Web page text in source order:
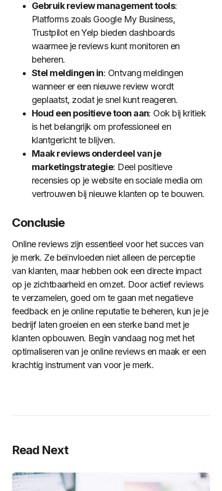
Gebruik review management tools:
Platforms zoals Google My Business,
Trustpilot en Yelp bieden dashboards
waarmee je reviews kunt monitoren en
beheren.
Stel meldingen in: Ontvang meldingen
wanneer er een nieuwe review wordt
geplaatst, zodat je snel kunt reageren.
Houd een positieve toon aan: Ook bij kritiek
is het belangrijk om professioneel en
klantgericht te blijven.
Maak reviews onderdeel van je
marketingstrategie: Deel positieve
recensies op je website en sociale media om
vertrouwen bij nieuwe klanten op te bouwen.
Conclusie
Online reviews zijn essentieel voor het succes van
je merk. Ze beïnvloeden niet alleen de perceptie
van klanten, maar hebben ook een directe impact
op je zichtbaarheid en omzet. Door actief reviews
te verzamelen, goed om te gaan met negatieve
feedback en je online reputatie te beheren, kun je je
bedrijf laten groeien en een sterke band met je
klanten opbouwen. Begin vandaag nog met het
optimaliseren van je online reviews en maak er een
krachtig instrument van voor je merk.
Read Next